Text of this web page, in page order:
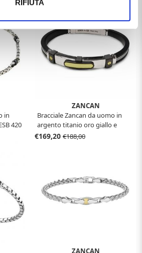
RIFIUTA
in
420
ZANCAN
Bracciale Zancan da uomo in
argento titanio oro giallo e
silcone ETB 155G
€169,20 €188,00
ZANCAN